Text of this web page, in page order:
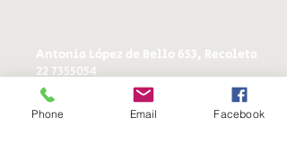
Antonia López de Bello 653, Recoleta
22 7355054
22 7375725
+56 9 75224598
ducereposteria@gmail.com
Phone Email Facebook